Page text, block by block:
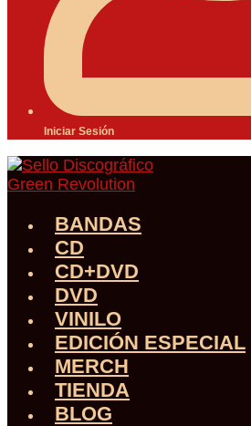
Iniciar Sesión
BANDAS
CD
CD+DVD
DVD
VINILO
EDICIÓN ESPECIAL
MERCH
TIENDA
BLOG